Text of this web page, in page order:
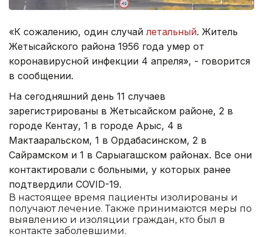
«К сожалению, один случай летальный. Житель
Жетысайского района 1956 года умер от
коронавирусной инфекции 4 апреля», - говорится
в сообщении.
На сегодняшний день 11 случаев
зарегистрированы в Жетысайском районе, 2 в
городе Кентау, 1 в городе Арыс, 4 в
Мактааральском, 1 в Ордабасинском, 2 в
Сайрамском и 1 в Сарыагашском районах. Все они
контактировали с больными, у которых ранее
подтвердили COVID-19.
В настоящее время пациенты изолированы и
получают лечение. Также принимаются меры по
выявлению и изоляции граждан, кто был в
контакте заболевшими.